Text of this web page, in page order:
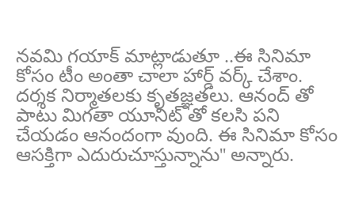
నవమి గయాక్ మాట్లాడుతూ ..ఈ సినిమా
కోసం టీం అంతా చాలా హార్డ్ వర్క్ చేశాం.
దర్శక నిర్మాతలకు కృతజ్ఞతలు. ఆనంద్ తో
పాటు మిగతా యూనిట్ తో కలసి పని
చేయడం ఆనందంగా వుంది. ఈ సినిమా కోసం
ఆసక్తిగా ఎదురుచూస్తున్నాను'' అన్నారు.